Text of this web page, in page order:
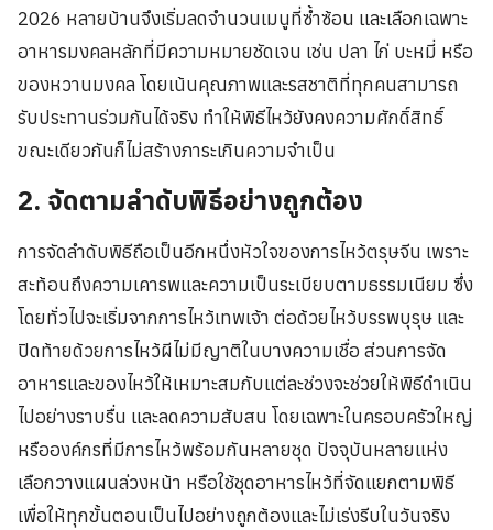
2026 หลายบ้านจึงเริ่มลดจำนวนเมนูที่ซ้ำซ้อน และเลือกเฉพาะ
อาหารมงคลหลักที่มีความหมายชัดเจน เช่น ปลา ไก่ บะหมี่ หรือ
ของหวานมงคล โดยเน้นคุณภาพและรสชาติที่ทุกคนสามารถ
รับประทานร่วมกันได้จริง ทำให้พิธีไหว้ยังคงความศักดิ์สิทธิ์
ขณะเดียวกันก็ไม่สร้างภาระเกินความจำเป็น
2. จัดตามลำดับพิธีอย่างถูกต้อง
การจัดลำดับพิธีถือเป็นอีกหนึ่งหัวใจของการไหว้ตรุษจีน เพราะ
สะท้อนถึงความเคารพและความเป็นระเบียบตามธรรมเนียม ซึ่ง
โดยทั่วไปจะเริ่มจากการไหว้เทพเจ้า ต่อด้วยไหว้บรรพบุรุษ และ
ปิดท้ายด้วยการไหว้ผีไม่มีญาติในบางความเชื่อ ส่วนการจัด
อาหารและของไหว้ให้เหมาะสมกับแต่ละช่วงจะช่วยให้พิธีดำเนิน
ไปอย่างราบรื่น และลดความสับสน โดยเฉพาะในครอบครัวใหญ่
หรือองค์กรที่มีการไหว้พร้อมกันหลายชุด ปัจจุบันหลายแห่ง
เลือกวางแผนล่วงหน้า หรือใช้ชุดอาหารไหว้ที่จัดแยกตามพิธี
เพื่อให้ทุกขั้นตอนเป็นไปอย่างถูกต้องและไม่เร่งรีบในวันจริง